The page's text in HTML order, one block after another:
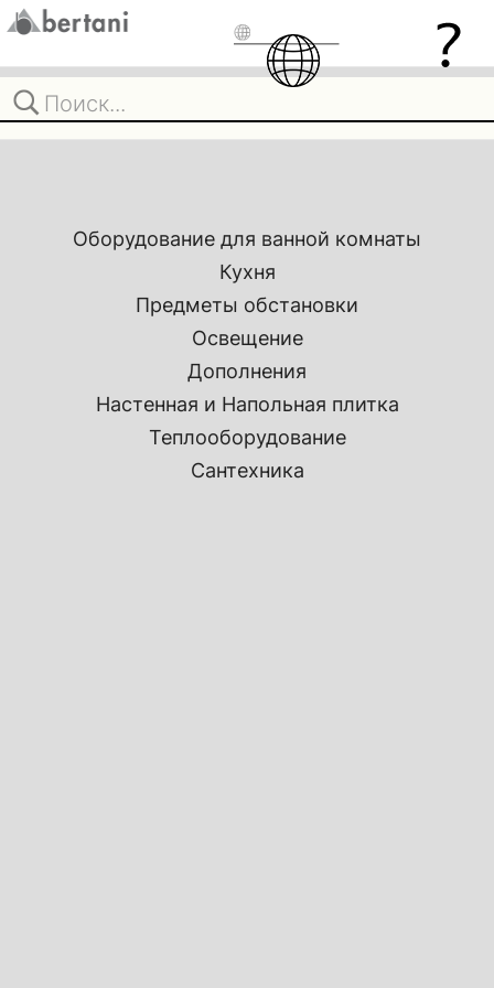
Оборудование для ванной комнаты
Кухня
Предметы обстановки
Освещение
Дополнения
Настенная и Напольная плитка
Теплооборудование
Сантехника